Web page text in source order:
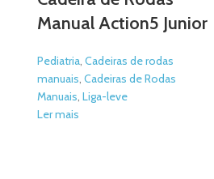
Manual Action5 Junior
Pediatria, Cadeiras de rodas
manuais, Cadeiras de Rodas
Manuais, Liga-leve
Ler mais